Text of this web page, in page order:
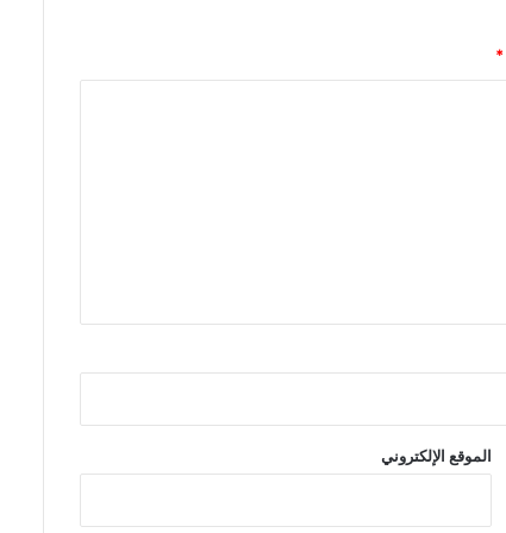
*
الموقع الإلكتروني